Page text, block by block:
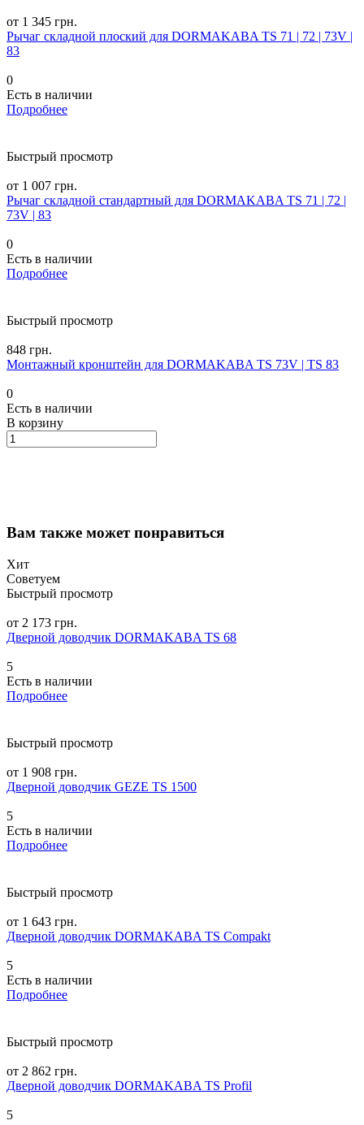
от 1 345 грн.
Рычаг складной плоский для DORMAKABA TS 71 | 72 | 73V |
83
0
Есть в наличии
Подробнее
Быстрый просмотр
от 1 007 грн.
Рычаг складной стандартный для DORMAKABA TS 71 | 72 |
73V | 83
0
Есть в наличии
Подробнее
Быстрый просмотр
848 грн.
Монтажный кронштейн для DORMAKABA TS 73V | TS 83
0
Есть в наличии
В корзину
Вам также может понравиться
Хит
Советуем
Быстрый просмотр
от 2 173 грн.
Дверной доводчик DORMAKABA TS 68
5
Есть в наличии
Подробнее
Быстрый просмотр
от 1 908 грн.
Дверной доводчик GEZE TS 1500
5
Есть в наличии
Подробнее
Быстрый просмотр
от 1 643 грн.
Дверной доводчик DORMAKABA TS Compakt
5
Есть в наличии
Подробнее
Быстрый просмотр
от 2 862 грн.
Дверной доводчик DORMAKABA TS Profil
5